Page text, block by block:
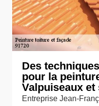
Des
pour la
Valpuiseaux
Entreprise Jean-